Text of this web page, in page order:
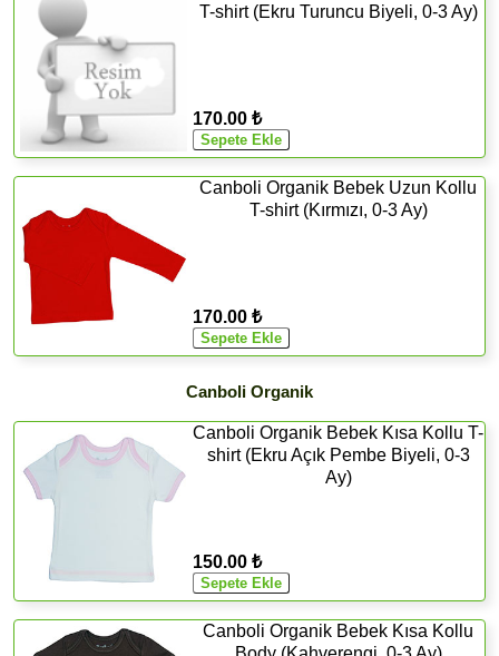
T-shirt (Ekru Turuncu Biyeli, 0-3 Ay)
170.00 ₺
Canboli Organik Bebek Uzun Kollu
T-shirt (Kırmızı, 0-3 Ay)
170.00 ₺
Canboli Organik
Canboli Organik Bebek Kısa Kollu T-
shirt (Ekru Açık Pembe Biyeli, 0-3
Ay)
150.00 ₺
Canboli Organik Bebek Kısa Kollu